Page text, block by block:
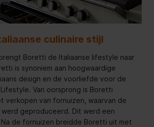
culinaire stijl
Boretti de Italiaanse lifestyle naar
is synoniem aan hoogwaardige
design en de voorliefde voor de
Lifestyle. Van oorsprong is Boretti
verkopen van fornuizen, waarvan de
geproduceerd. Dit werd een
Na de fornuizen breidde Boretti uit met